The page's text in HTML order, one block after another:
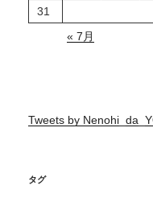
31
« 7月
Tweets by
タグ